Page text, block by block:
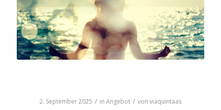
2. September 2025 / in Angebot / von viaquintaas